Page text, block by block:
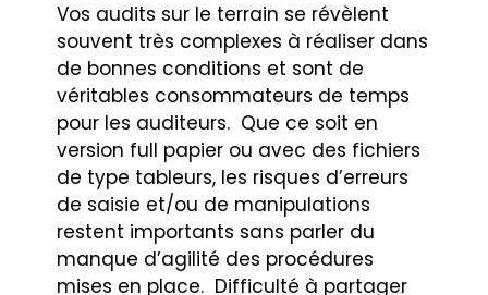
Vos audits sur le terrain se révèlent
souvent très complexes à réaliser dans
de bonnes conditions et sont de
véritables consommateurs de temps
pour les auditeurs. Que ce soit en
version full papier ou avec des fichiers
de type tableurs, les risques d’erreurs
de saisie et/ou de manipulations
restent importants sans parler du
manque d’agilité des procédures
mises en place. Difficulté à partager